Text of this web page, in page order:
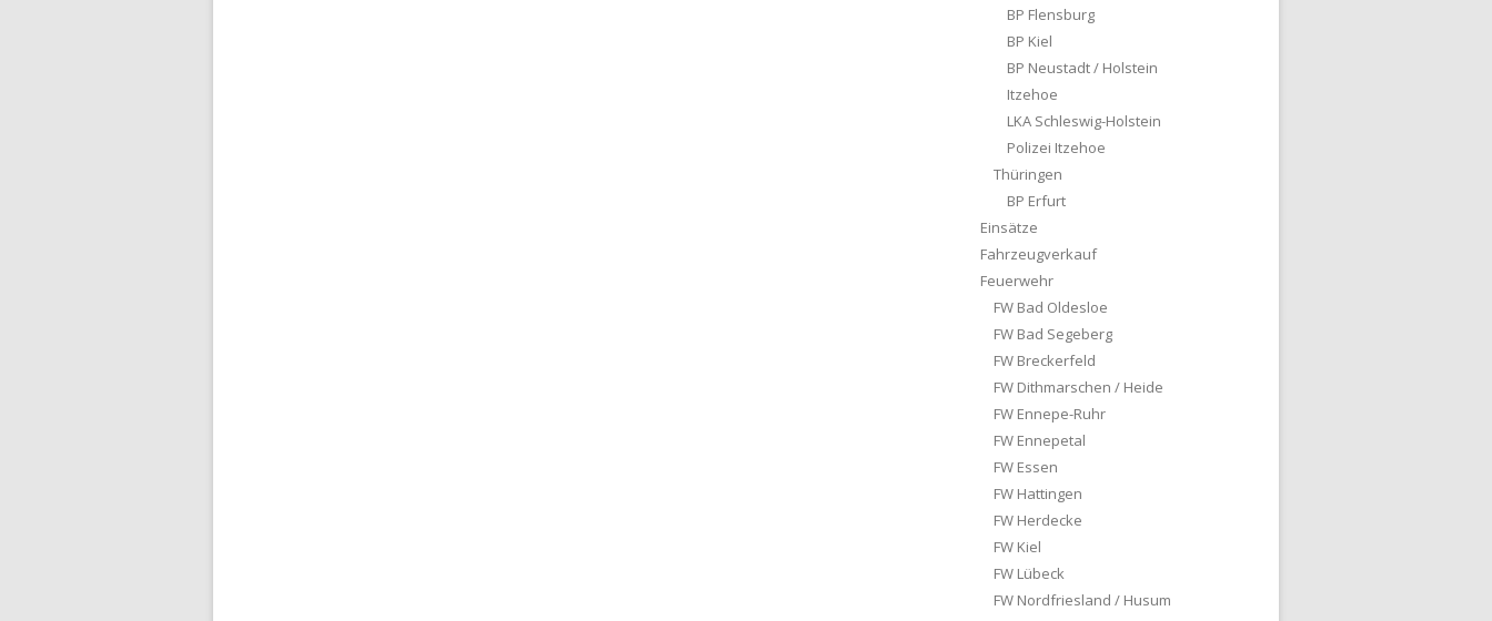
BP Flensburg
BP Kiel
BP Neustadt / Holstein
Itzehoe
LKA Schleswig-Holstein
Polizei Itzehoe
Thüringen
BP Erfurt
Einsätze
Fahrzeugverkauf
Feuerwehr
FW Bad Oldesloe
FW Bad Segeberg
FW Breckerfeld
FW Dithmarschen / Heide
FW Ennepe-Ruhr
FW Ennepetal
FW Essen
FW Hattingen
FW Herdecke
FW Kiel
FW Lübeck
FW Nordfriesland / Husum